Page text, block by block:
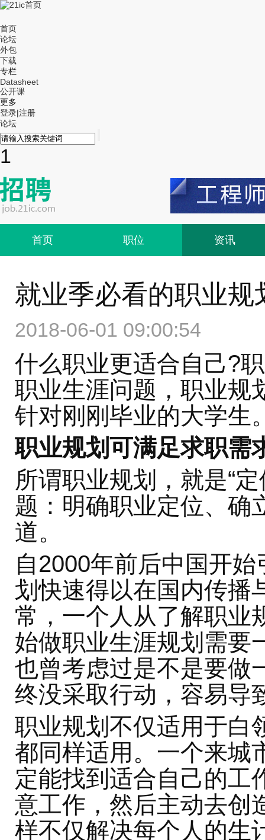
首页
论坛
外包
下载
专栏
Datasheet
公开课
更多
登录|注册
论坛
1
首页 职位 资讯
就业季必看的职业规
2018-06-01 09:00:54
什么职业更适合自己?
职业生涯问题，职业规
针对刚刚毕业的大学生
职业规划可满足求职需
所谓职业规划，就是“
题：明确职业定位、确
道。
自2000年前后中国开
划快速得以在国内传播
常，一个人从了解职业
始做职业生涯规划需要
也曾考虑过是不是要做
终没采取行动，容易导
职业规划不仅适用于白
都同样适用。一个来城
定能找到适合自己的工
意工作，然后主动去创
样不仅解决每个人的生